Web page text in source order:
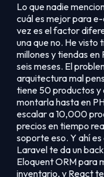
Lo que nadie
cuál es mejor para
vez es el factor
una que no. He visto
millones y tiendas en
seis meses. El
arquitectura mal
tiene 50 productos y
montarla hasta en
escalar a 10,000
precios en tiempo
soporte eso. Y ahí
Laravel te da un
Eloquent ORM para
inventario, y React